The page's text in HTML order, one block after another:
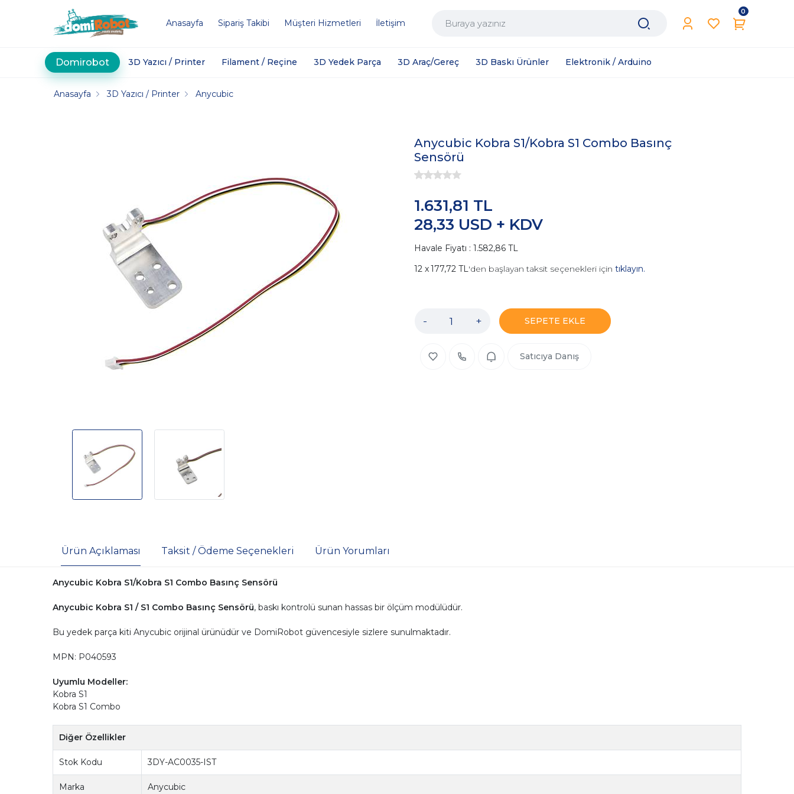
Anasayfa Sipariş Takibi Müşteri Hizmetleri İletişim
0
Domirobot 3D Yazıcı / Printer Filament / Reçine 3D Yedek Parça 3D Araç/Gereç 3D Baskı Ürünler Elektronik / Arduino
Anasayfa 3D Yazıcı / Printer Anycubic
Anycubic Kobra S1/Kobra S1 Combo Basınç
Sensörü
28,33 USD + KDV
1.631,81 TL
Havale Fiyatı : 1.582,86 TL
177,72 TL'den başlayan taksit seçenekleri için tıklayın.
- + SEPETE EKLE
Satıcıya Danış
Ürün Açıklaması Taksit / Ödeme Seçenekleri Ürün Yorumları
Anycubic Kobra S1/Kobra S1 Combo Basınç Sensörü
Anycubic Kobra S1 / S1 Combo Basınç Sensörü, baskı kontrolü sunan hassas bir ölçüm modülüdür.
Bu yedek parça kiti Anycubic orijinal ürünüdür ve DomiRobot güvencesiyle sizlere sunulmaktadır.
MPN: P040593
Uyumlu Modeller:
Kobra S1
Kobra S1 Combo
Diğer Özellikler
Stok Kodu 3DY-AC0035-IST
Marka Anycubic